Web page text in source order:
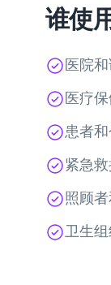
谁使
医院
医疗
患者
紧急
照顾
卫生